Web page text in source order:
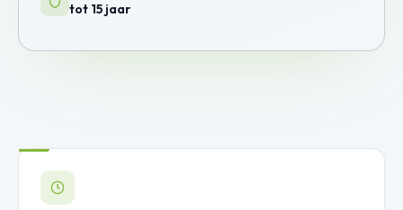
tot 15 jaar